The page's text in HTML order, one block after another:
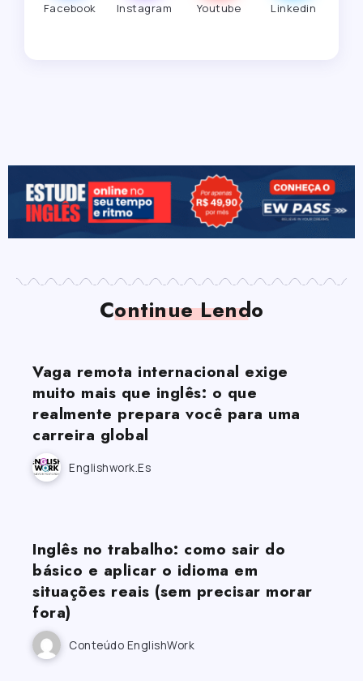
Facebook Instagram Youtube Linkedin
Continue Lendo
Vaga remota internacional exige
muito mais que inglês: o que
realmente prepara você para uma
carreira global
Englishwork.es
Inglês no trabalho: como sair do
básico e aplicar o idioma em
situações reais (sem precisar morar
fora)
Conteúdo EnglishWork